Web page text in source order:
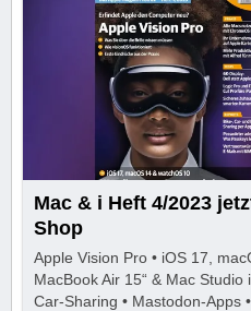
Mac & i Heft 4/2023
Shop
Apple Vision Pro • iOS 17,
MacBook Air 15“ & Mac Studio
Car-Sharing • Mastodon-Apps